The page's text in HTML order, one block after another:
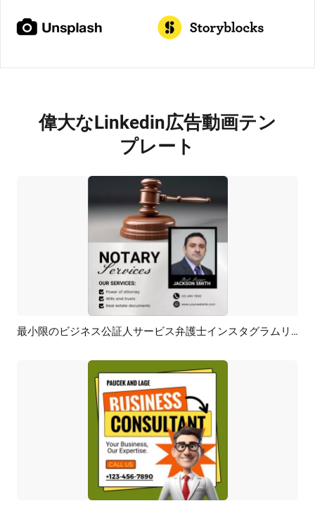
偉大なLinkedin広告動画テン
プレート
プレビュー AI再生成 最小限のビジネス公証人サービス弁護士インスタグラムリンクトインプロモーション広告投稿